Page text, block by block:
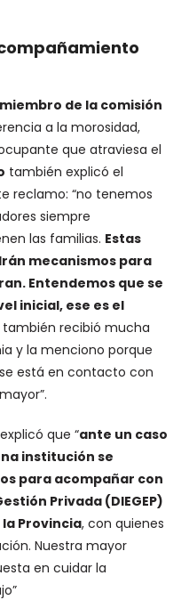
miembro de la comisión
a la morosidad,
que atraviesa el
también explicó el
reclamo: “no tenemos
siempre
las familias. Estas
mecanismos para
Entendemos que se
inicial, ese es el
recibió mucha
y la menciono porque
está en contacto con
que “ante un caso
institución se
para acompañar con
Privada (DIEGEP)
Provincia, con quienes
Nuestra mayor
en cuidar la